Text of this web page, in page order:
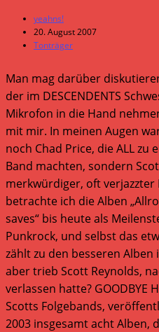
Beitrags-
Autor:
yeahns!
Beitrag
veröffentlicht:
20. August 2007
Beitrags-
Tonträger
Man mag darüber
der im DESCENDENTS
Mikrofon in die Hand
mit mir. In meinen Augen
noch Chad Price, die ALL
Band machten, sondern
merkwürdiger, oft verjazzter
betrachte ich die Alben
saves“ bis heute als
Punkrock, und selbst das
zählt zu den besseren Alben
aber trieb Scott Reynolds,
verlassen hatte? GOODBYE
Scotts Folgebands,
2003 insgesamt acht Alben,